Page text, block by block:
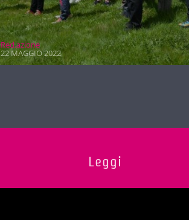
Red.azione
22 MAGGIO 2022
Leggi